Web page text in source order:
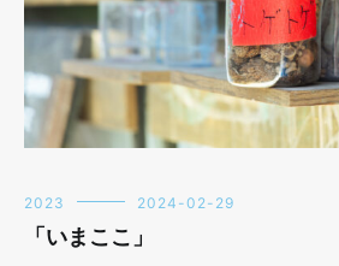
2023 2024-02-29
「いまここ」